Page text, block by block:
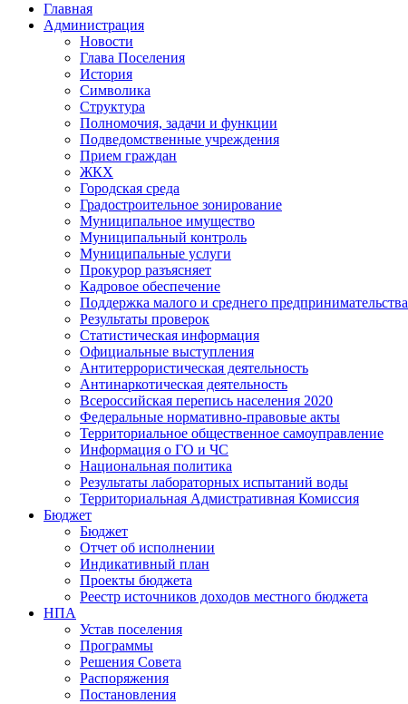
Главная
Администрация
Новости
Глава Поселения
История
Символика
Структура
Полномочия, задачи и функции
Подведомственные учреждения
Прием граждан
ЖКХ
Городская среда
Градостроительное зонирование
Муниципальное имущество
Муниципальный контроль
Муниципальные услуги
Прокурор разъясняет
Кадровое обеспечение
Поддержка малого и среднего предпринимательства
Результаты проверок
Статистическая информация
Официальные выступления
Антитеррористическая деятельность
Антинаркотическая деятельность
Всероссийская перепись населения 2020
Федеральные нормативно-правовые акты
Территориальное общественное самоуправление
Информация о ГО и ЧС
Национальная политика
Результаты лабораторных испытаний воды
Территориальная Адмистративная Комиссия
Бюджет
Бюджет
Отчет об исполнении
Индикативный план
Проекты бюджета
Реестр источников доходов местного бюджета
НПА
Устав поселения
Программы
Решения Совета
Распоряжения
Постановления